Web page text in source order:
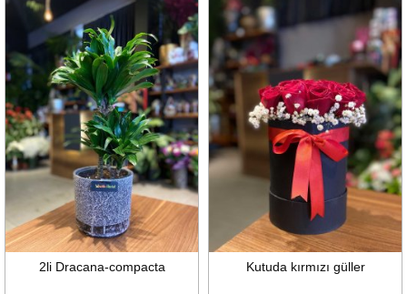
2li Dracana-compacta Kutuda kırmızı güller